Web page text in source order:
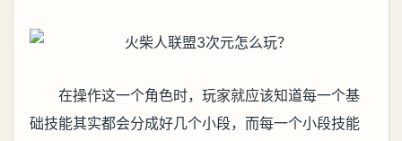
在操作这一个角色时，玩家就应该知道每一个基
础技能其实都会分成好几个小段，而每一个小段技能